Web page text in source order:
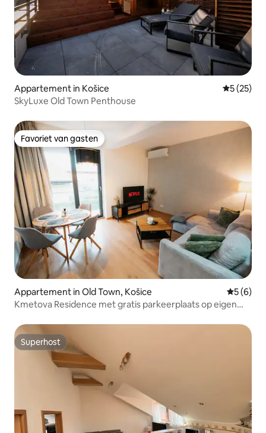
Appartement in Košice
5 (25)
SkyLuxe Old Town Penthouse
Favoriet van gasten
Favoriet van gasten
Appartement in Old Town, Košice
5 (6)
Kmetova Residence met gratis parkeerplaats op eigen
Superhost
Superhost